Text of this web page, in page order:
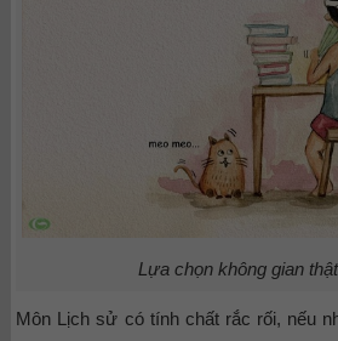
Lựa chọn không gian
Môn Lịch sử có tính chất rắc rối, nếu